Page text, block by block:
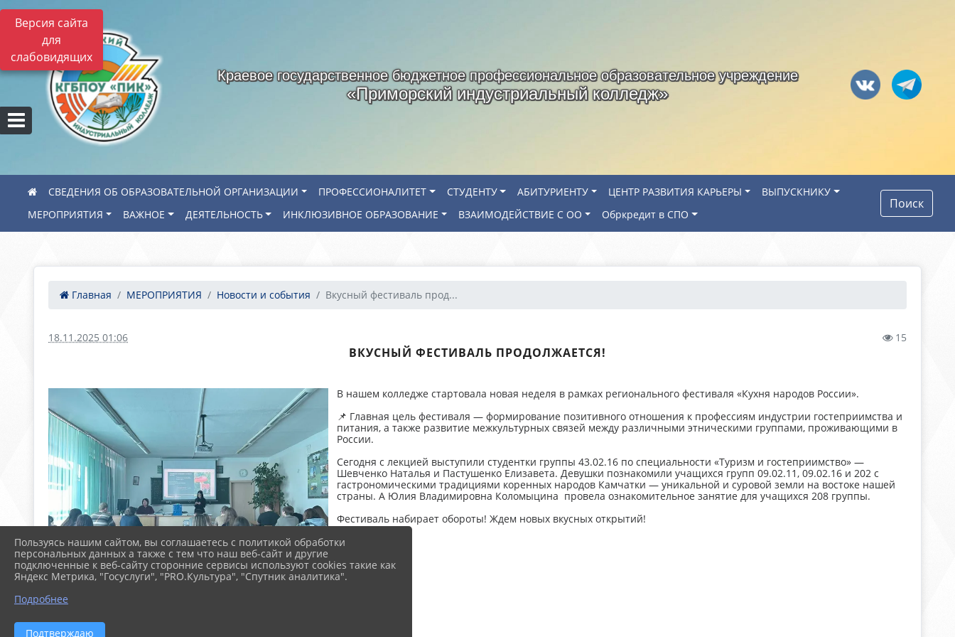
Версия сайта
для
слабовидящих
Краевое государственное бюджетное профессиональное образовательное учреждение
«Приморский индустриальный колледж»
СВЕДЕНИЯ ОБ ОБРАЗОВАТЕЛЬНОЙ ОРГАНИЗАЦИИ ПРОФЕССИОНАЛИТЕТ СТУДЕНТУ АБИТУРИЕНТУ ЦЕНТР РАЗВИТИЯ КАРЬЕРЫ
ВЫПУСКНИКУ
МЕРОПРИЯТИЯ
ВАЖНОЕ ДЕЯТЕЛЬНОСТЬ ИНКЛЮЗИВНОЕ ОБРАЗОВАНИЕ ВЗАИМОДЕЙСТВИЕ С ОО Обркредит в СПО
Поиск
Главная МЕРОПРИЯТИЯ Новости и события Вкусный фестиваль прод...
18.11.2025 01:06 15
ВКУСНЫЙ ФЕСТИВАЛЬ ПРОДОЛЖАЕТСЯ!
В нашем колледже стартовала новая неделя в рамках регионального фестиваля «Кухня народов России».
📌 Главная цель фестиваля — формирование позитивного отношения к профессиям индустрии гостеприимства и
питания, а также развитие межкультурных связей между различными этническими группами, проживающими в
России.
Сегодня с лекцией выступили студентки группы 43.02.16 по специальности «Туризм и гостеприимство» —
Шевченко Наталья и Пастушенко Елизавета. Девушки познакомили учащихся групп 09.02.11, 09.02.16 и 202 с
гастрономическими традициями коренных народов Камчатки — уникальной и суровой земли на востоке нашей
страны. А Юлия Владимировна Коломыцина провела ознакомительное занятие для учащихся 208 группы.
Фестиваль набирает обороты! Ждем новых вкусных открытий!
Пользуясь нашим сайтом, вы соглашаетесь с политикой обработки
персональных данных а также с тем что наш веб-сайт и другие
подключенные к веб-сайту сторонние сервисы используют cookies такие как
Яндекс Метрика, "Госуслуги", "PRO.Культура", "Спутник аналитика".
Подробнее
Подтверждаю